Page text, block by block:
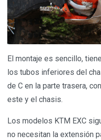
El montaje es sencillo,
los tubos inferiores del
de C en la parte trasera,
este y el chasis.
Los modelos KTM EXC
no necesitan la extensión